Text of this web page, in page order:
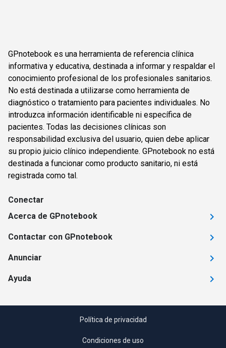
GPnotebook es una herramienta de referencia clínica
informativa y educativa, destinada a informar y respaldar el
conocimiento profesional de los profesionales sanitarios.
No está destinada a utilizarse como herramienta de
diagnóstico o tratamiento para pacientes individuales. No
introduzca información identificable ni específica de
pacientes. Todas las decisiones clínicas son
responsabilidad exclusiva del usuario, quien debe aplicar
su propio juicio clínico independiente. GPnotebook no está
destinada a funcionar como producto sanitario, ni está
registrada como tal.
Conectar
Acerca de GPnotebook
Contactar con GPnotebook
Anunciar
Ayuda
Política de privacidad
Condiciones de uso